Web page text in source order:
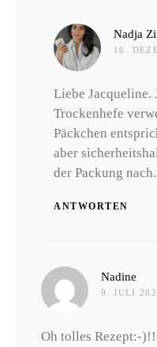
Nadja
16.
Liebe Jacqueline.
Trockenhefe
Päckchen
aber
der Packung
ANTWORTEN
Nadine
9. JULI
Oh tolles Rezept:-)!!